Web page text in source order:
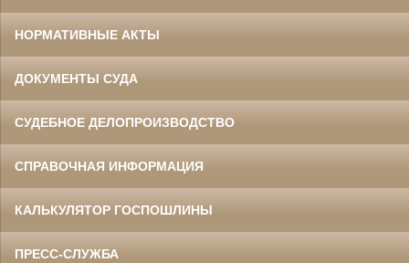
НОРМАТИВНЫЕ АКТЫ
ДОКУМЕНТЫ СУДА
СУДЕБНОЕ ДЕЛОПРОИЗВОДСТВО
СПРАВОЧНАЯ ИНФОРМАЦИЯ
КАЛЬКУЛЯТОР ГОСПОШЛИНЫ
ПРЕСС-СЛУЖБА